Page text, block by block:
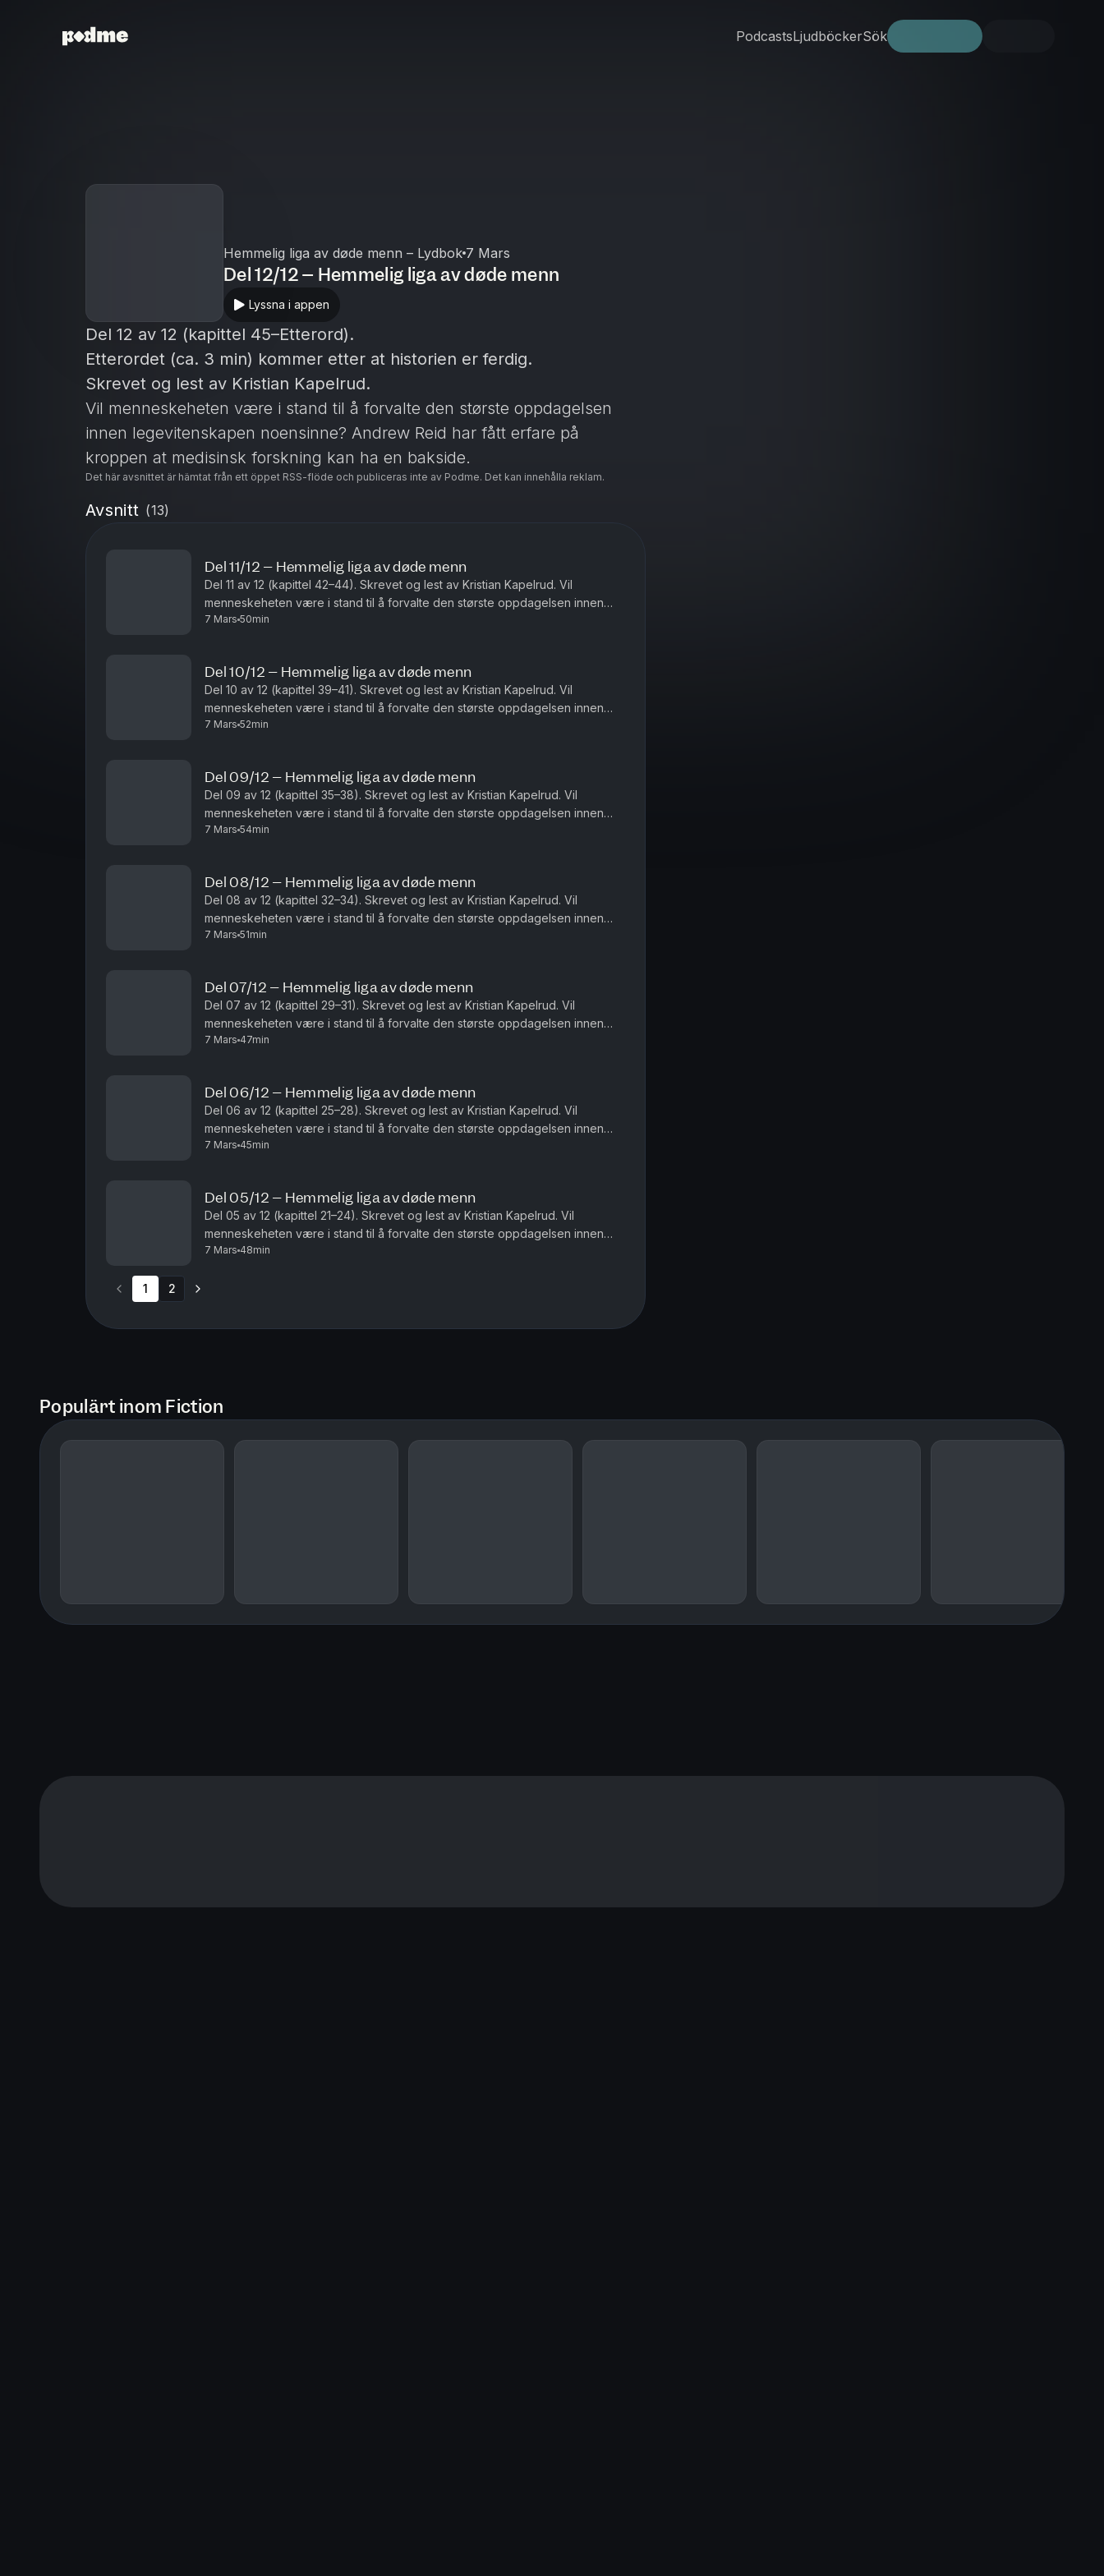
PodcastsLjudböckerSök
Hemmelig liga av døde menn – Lydbok 7 Mars
Del 12/12 – Hemmelig liga av døde menn
Lyssna i appen
Del 12 av 12 (kapittel 45–Etterord).
Etterordet (ca. 3 min) kommer etter at historien er ferdig.
Skrevet og lest av Kristian Kapelrud.
Vil menneskeheten være i stand til å forvalte den største oppdagelsen
innen legevitenskapen noensinne? Andrew Reid har fått erfare på
kroppen at medisinsk forskning kan ha en bakside.
Det här avsnittet är hämtat från ett öppet RSS-flöde och publiceras inte av Podme. Det kan innehålla reklam.
Avsnitt (13)
Del 11/12 – Hemmelig liga av døde menn
Del 11 av 12 (kapittel 42–44). Skrevet og lest av Kristian Kapelrud. Vil
menneskeheten være i stand til å forvalte den største oppdagelsen innen
legevitenskapen noensinne? Andrew Reid har fått erfare ...
7 Mars 50min
Del 10/12 – Hemmelig liga av døde menn
Del 10 av 12 (kapittel 39–41). Skrevet og lest av Kristian Kapelrud. Vil
menneskeheten være i stand til å forvalte den største oppdagelsen innen
legevitenskapen noensinne? Andrew Reid har fått erfare ...
7 Mars 52min
Del 09/12 – Hemmelig liga av døde menn
Del 09 av 12 (kapittel 35–38). Skrevet og lest av Kristian Kapelrud. Vil
menneskeheten være i stand til å forvalte den største oppdagelsen innen
legevitenskapen noensinne? Andrew Reid har fått erfare ...
7 Mars 54min
Del 08/12 – Hemmelig liga av døde menn
Del 08 av 12 (kapittel 32–34). Skrevet og lest av Kristian Kapelrud. Vil
menneskeheten være i stand til å forvalte den største oppdagelsen innen
legevitenskapen noensinne? Andrew Reid har fått erfare ...
7 Mars 51min
Del 07/12 – Hemmelig liga av døde menn
Del 07 av 12 (kapittel 29–31). Skrevet og lest av Kristian Kapelrud. Vil
menneskeheten være i stand til å forvalte den største oppdagelsen innen
legevitenskapen noensinne? Andrew Reid har fått erfare ...
7 Mars 47min
Del 06/12 – Hemmelig liga av døde menn
Del 06 av 12 (kapittel 25–28). Skrevet og lest av Kristian Kapelrud. Vil
menneskeheten være i stand til å forvalte den største oppdagelsen innen
legevitenskapen noensinne? Andrew Reid har fått erfare ...
7 Mars 45min
Del 05/12 – Hemmelig liga av døde menn
Del 05 av 12 (kapittel 21–24). Skrevet og lest av Kristian Kapelrud. Vil
menneskeheten være i stand til å forvalte den største oppdagelsen innen
legevitenskapen noensinne? Andrew Reid har fått erfare ...
7 Mars 48min
1 2
Populärt inom Fiction